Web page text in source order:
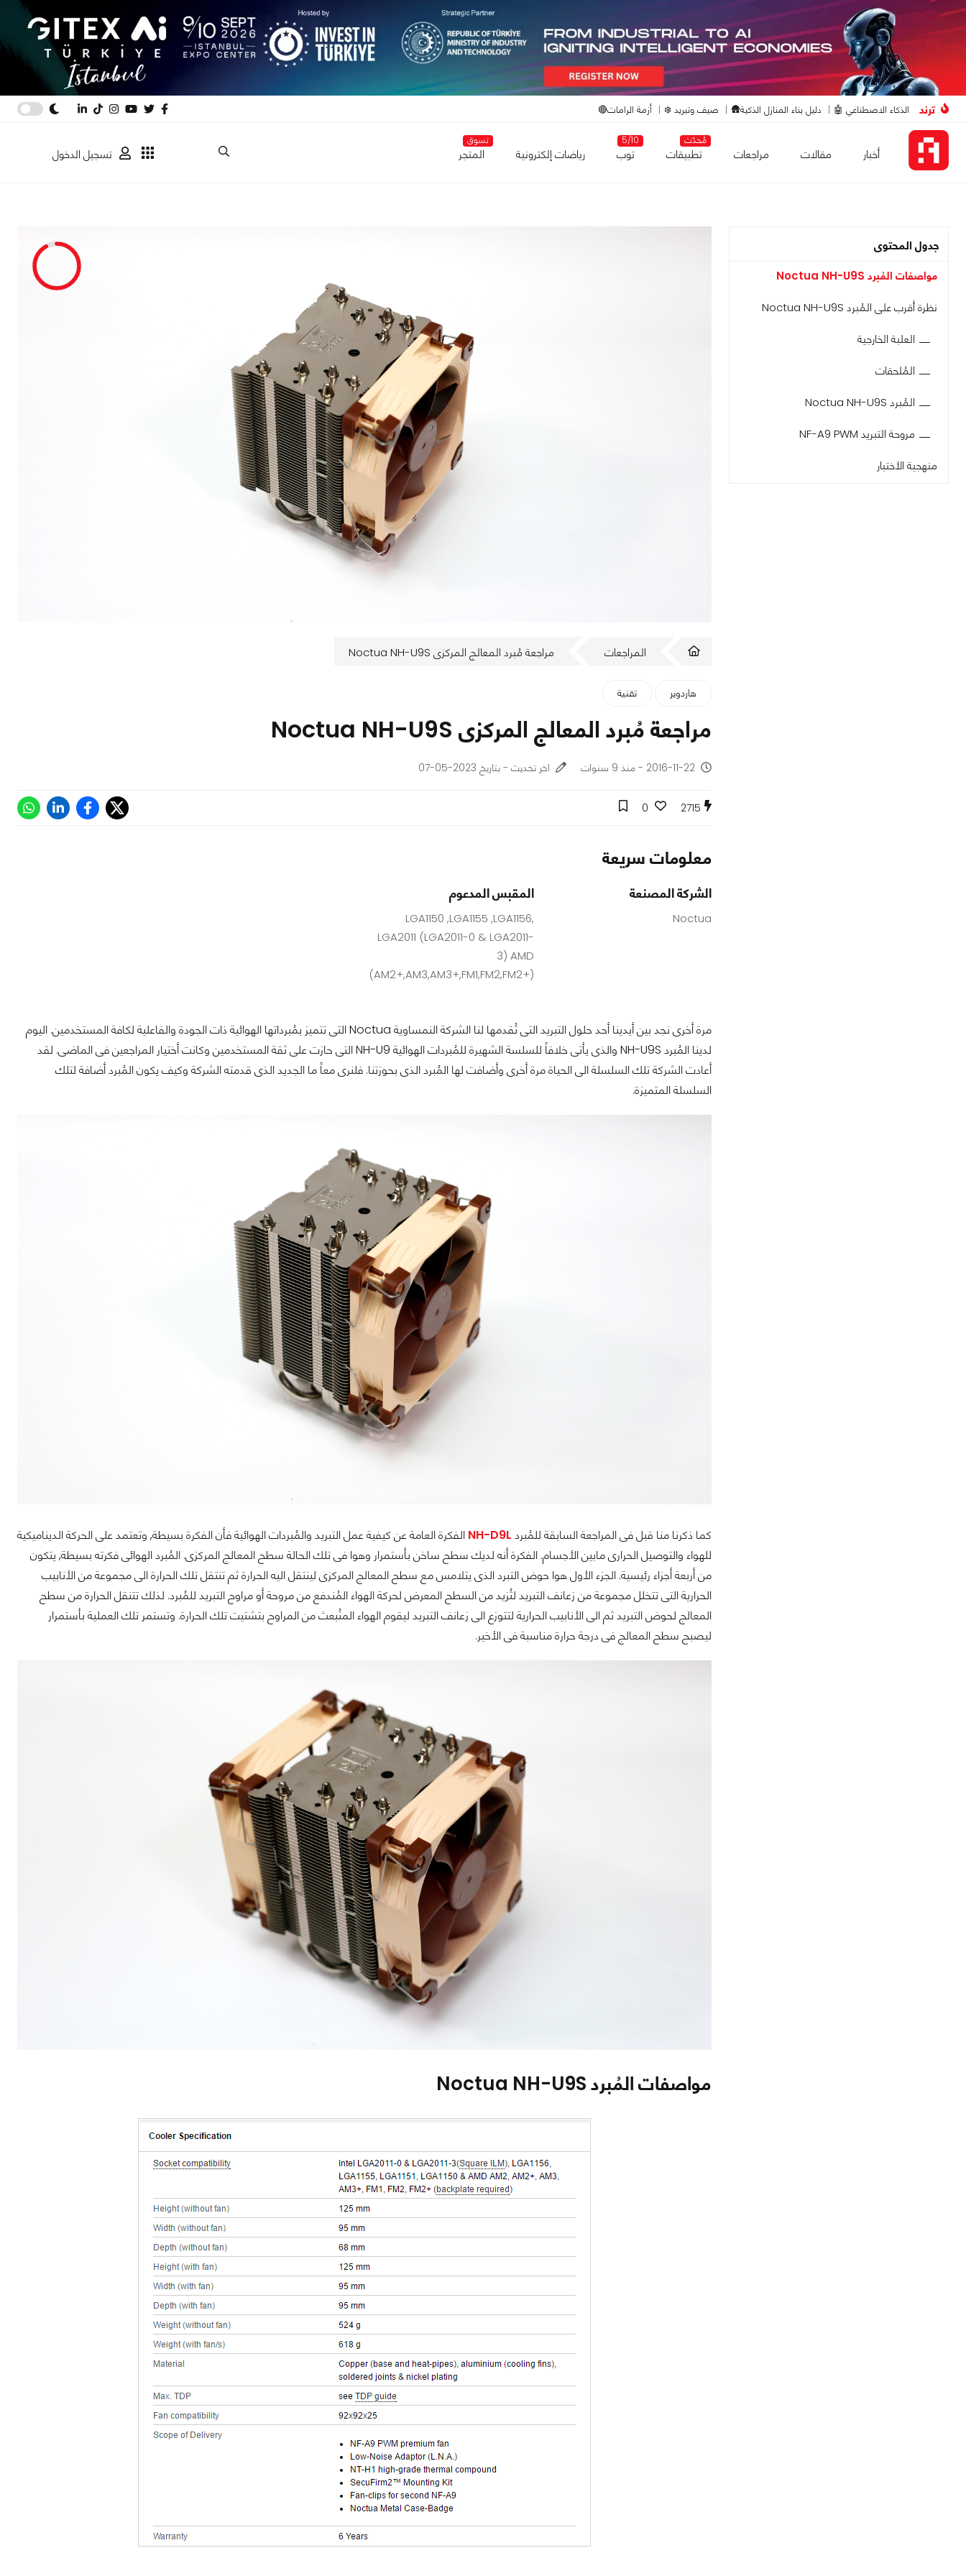
ترند الذكاء الاصطناعي 🤖 دليل بناء المنازل الذكية🛖 صيف وتبريد ❄️ أزمة الرامات🔴
أخبار مقالات مراجعات
مُحدّث
تطبيقات
5/10
توب رياضات إلكترونية
تسوق
المتجر تسجيل الدخول
جدول المحتوى
مواصفات المُبرد Noctua NH-U9S
نظرة أقرب على المُبرد Noctua NH-U9S
العلبة الخارجية
المُلحقات
المُبرد Noctua NH-U9S
مروحة التبريد NF-A9 PWM
منهجية الأختبار
المراجعات مراجعة مُبرد المعالج المركزى Noctua NH-U9S
هاردوير تقنية
مراجعة مُبرد المعالج المركزى Noctua NH-U9S
2016-11-22 - منذ 9 سنوات اخر تحديث - بتاريخ 2023-05-07
2715
0
معلومات سريعة
الشركة المصنعة
Noctua
المقبس المدعوم
LGA1150 ,LGA1155 ,LGA1156,
LGA2011 (LGA2011-0 & LGA2011-
3) AMD
(AM2+,AM3,AM3+,FM1,FM2,FM2+)
مرة أخرى نجد بين أيدينا أحد حلول التبريد التى تُقدمها لنا الشركة النمساوية Noctua التى تتميز بمُبرداتها الهوائية ذات الجودة والفاعلية لكافة المستخدمين. اليوم
لدينا المُبرد NH-U9S والذى يأتى خلافاً للسلسة الشهيرة للمُبردات الهوائية NH-U9 التى حازت على ثقة المستخدمين وكانت أختيار المراجعين فى الماضى. لقد
أعادت الشركة تلك السلسلة الى الحياة مرة أخرى وأضافت لها المُبرد الذى بحوزتنا. فلنرى معاً ما الجديد الذى قدمته الشركة وكيف يكون المُبرد أضافة لتلك
السلسلة المتميزة.
كما ذكرنا منا قبل فى المراجعة السابقة للمُبرد NH-D9L الفكرة العامة عن كيفية عمل التبريد والمُبردات الهوائية فأن الفكرة بسيطة, وتعتمد على الحركة الديناميكية
للهواء والتوصيل الحرارى مابين الأجسام. الفكرة أنه لديك سطح ساخن بأستمرار وهوا فى تلك الحالة سطح المعالج المركزى. المُبرد الهوائى فكرته بسيطة, يتكون
من أربعة أجزاء رئيسية. الجزء الأول هوا حوض التبرد الذى يتلامس مع سطح المعالج المركزى لينتقل اليه الحرارة ثم تنتقل تلك الحرارة الى مجموعة من الأنابيب
الحرارية التى تتخلل مجموعة من زعانف التبريد لتُزيد من السطح المعرض لحركة الهواء المُندفع من مروحة أو مراوح التبريد للمُبرد. لذلك تتنقل الحرارة من سطح
المعالج لحوض التبريد ثم الى الأنابيب الحرارية لتتوزع الى زعانف التبريد ليقوم الهواء المنُبعث من المراوح بتشتيت تلك الحرارة. وتستمر تلك العملية بأستمرار
ليصبح سطح المعالج فى درجة حرارة مناسبة فى الأخير.
مواصفات المُبرد Noctua NH-U9S